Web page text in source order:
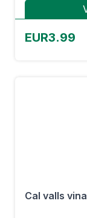
EUR3.99
Cal valls